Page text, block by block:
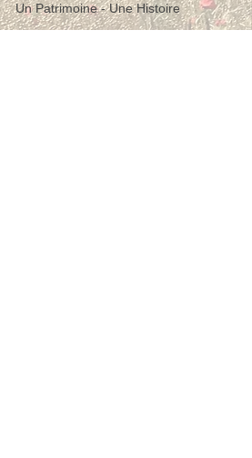
Un Patrimoine - Une Histoire